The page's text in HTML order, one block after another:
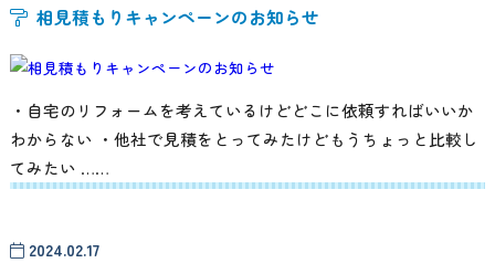
相見積もりキャンペーンのお知らせ
・自宅のリフォームを考えているけどどこに依頼すればいいか
わからない ・他社で見積をとってみたけどもうちょっと比較し
てみたい ……
2024.02.17